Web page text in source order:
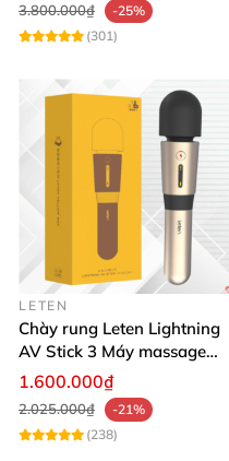
Phần thân máy được
3.800.000₫
-25%
(301)
LETEN
Chày rung Leten Lightning
AV Stick 3 Máy massage
sưởi ấm mạnh mẽ
1.600.000₫
2.025.000₫
-21%
(238)